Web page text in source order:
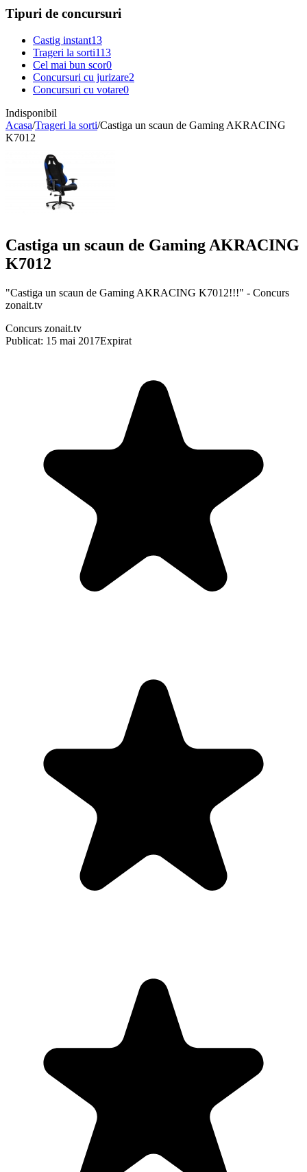
Tipuri de concursuri
Castig instant13
Trageri la sorti113
Cel mai bun scor0
Concursuri cu jurizare2
Concursuri cu votare0
Indisponibil
Acasa/Trageri la sorti/Castiga un scaun de Gaming AKRACING
K7012
Castiga un scaun de Gaming AKRACING
K7012
"Castiga un scaun de Gaming AKRACING K7012!!!" - Concurs
zonait.tv
Concurs zonait.tv
Publicat: 15 mai 2017Expirat